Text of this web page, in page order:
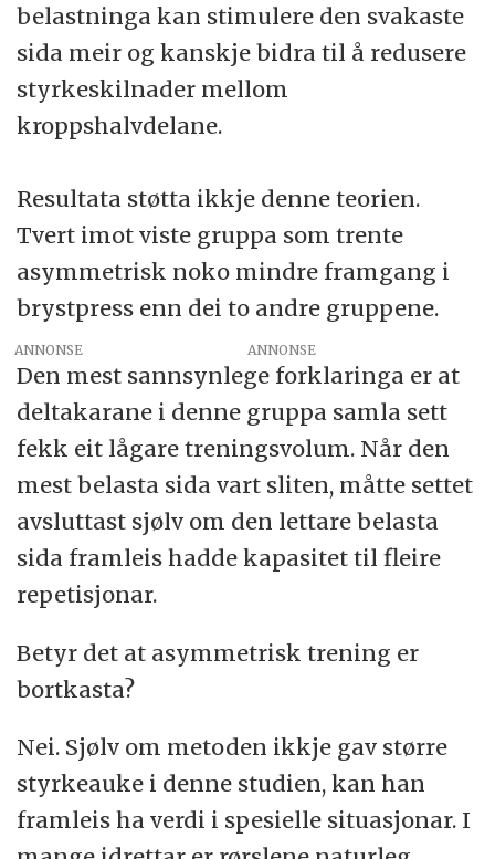
belastninga kan stimulere den svakaste
sida meir og kanskje bidra til å redusere
styrkeskilnader mellom
kroppshalvdelane.
Resultata støtta ikkje denne teorien.
Tvert imot viste gruppa som trente
asymmetrisk noko mindre framgang i
brystpress enn dei to andre gruppene.
ANNONSE
Den mest sannsynlege forklaringa er at
deltakarane i denne gruppa samla sett
fekk eit lågare treningsvolum. Når den
mest belasta sida vart sliten, måtte settet
avsluttast sjølv om den lettare belasta
sida framleis hadde kapasitet til fleire
repetisjonar.
Betyr det at asymmetrisk trening er
bortkasta?
Nei. Sjølv om metoden ikkje gav større
styrkeauke i denne studien, kan han
framleis ha verdi i spesielle situasjonar. I